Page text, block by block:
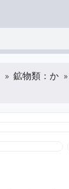
鉱物類：か